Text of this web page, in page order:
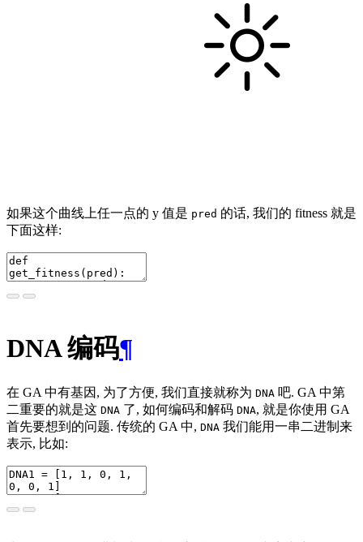
如果这个曲线上任一点的 y 值是 pred 的话, 我们的 fitness 就是
下面这样:
DNA 编码¶
在 GA 中有基因, 为了方便, 我们直接就称为 DNA 吧. GA 中第
二重要的就是这 DNA 了, 如何编码和解码 DNA, 就是你使用 GA
首先要想到的问题. 传统的 GA 中, DNA 我们能用一串二进制来
表示, 比如: